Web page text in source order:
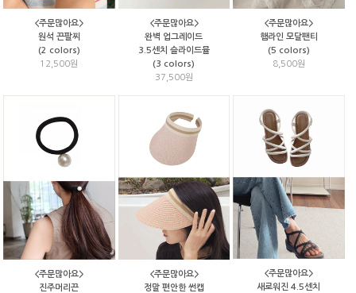
<주문많아요>
원석 끈팔찌
(2 colors)
12,500원
<주문많아요>
완벽 업그레이드
3.5센치 슬라이드뮬
(3 colors)
37,500원
<주문많아요>
햄라인 모달팬티
(5 colors)
8,500원
<주문많아요>
진주머리끈
<주문많아요>
정말 편안한 썬캡
<주문많아요>
새로워진 4.5센치